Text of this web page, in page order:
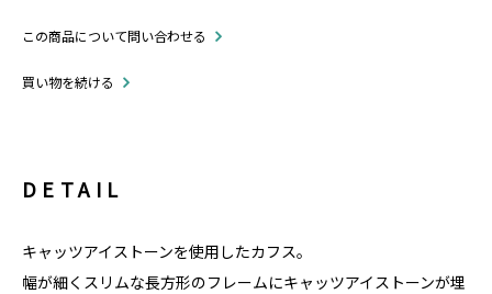
この商品について問い合わせる
買い物を続ける
DETAIL
キャッツアイストーンを使用したカフス。
幅が細くスリムな長方形のフレームにキャッツアイストーンが埋